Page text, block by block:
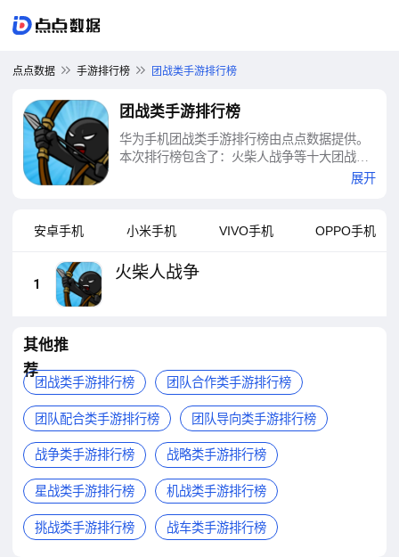
点点数据 手游排行榜 团战类手游排行榜
团战类手游排行榜
华为手机团战类手游排行榜由点点数据提供。
本次排行榜包含了：火柴人战争等十大团战类
展开
安卓手机 小米手机 VIVO手机 OPPO手机
1
火柴人战争
其他推
荐
团战类手游排行榜 团队合作类手游排行榜
团队配合类手游排行榜 团队导向类手游排行榜
战争类手游排行榜 战略类手游排行榜
星战类手游排行榜 机战类手游排行榜
挑战类手游排行榜 战车类手游排行榜